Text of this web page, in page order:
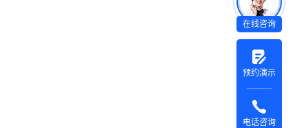
在线咨询
预约演示
电话咨询